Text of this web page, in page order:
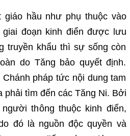
giáo hầu như phụ thuộc vào
giai đoạn kinh điển được lưu
truyền khẩu thì sự sống còn
do Tăng bảo quyết định.
pháp tức nội dung tam
phải tìm đến các Tăng Ni. Bởi
thông thuộc kinh điển,
đó là nguồn độc quyền và